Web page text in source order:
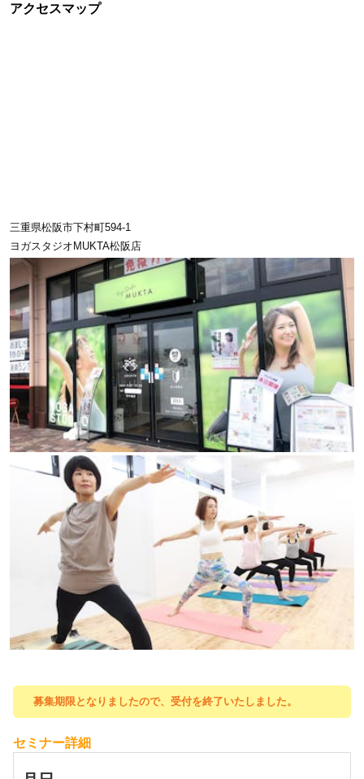
アクセスマップ
三重県松阪市下村町594-1
ヨガスタジオMUKTA松阪店
募集期限となりましたので、受付を終了いたしました。
セミナー詳細